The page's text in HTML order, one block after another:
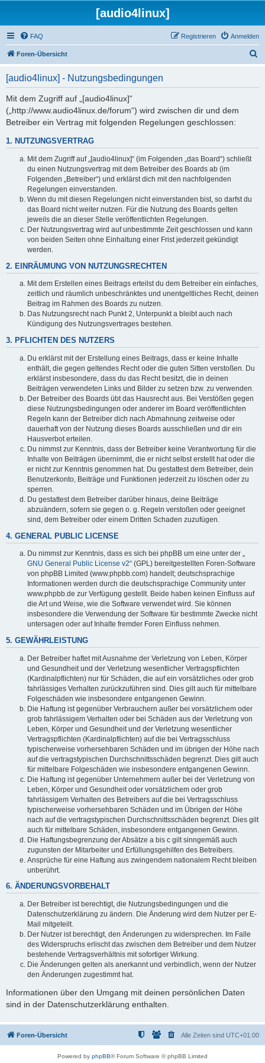
[audio4linux]
FAQ Anmelden
Registrieren
Foren-Übersicht
[audio4linux] - Nutzungsbedingungen
Mit dem Zugriff auf „[audio4linux]“
(„http://www.audio4linux.de/forum“) wird zwischen dir und dem
Betreiber ein Vertrag mit folgenden Regelungen geschlossen:
1. NUTZUNGSVERTRAG
Mit dem Zugriff auf „[audio4linux]“ (im Folgenden „das Board“) schließt
du einen Nutzungsvertrag mit dem Betreiber des Boards ab (im
Folgenden „Betreiber“) und erklärst dich mit den nachfolgenden
Regelungen einverstanden.
Wenn du mit diesen Regelungen nicht einverstanden bist, so darfst du
das Board nicht weiter nutzen. Für die Nutzung des Boards gelten
jeweils die an dieser Stelle veröffentlichten Regelungen.
Der Nutzungsvertrag wird auf unbestimmte Zeit geschlossen und kann
von beiden Seiten ohne Einhaltung einer Frist jederzeit gekündigt
werden.
2. EINRÄUMUNG VON NUTZUNGSRECHTEN
Mit dem Erstellen eines Beitrags erteilst du dem Betreiber ein einfaches,
zeitlich und räumlich unbeschränktes und unentgeltliches Recht, deinen
Beitrag im Rahmen des Boards zu nutzen.
Das Nutzungsrecht nach Punkt 2, Unterpunkt a bleibt auch nach
Kündigung des Nutzungsvertrages bestehen.
3. PFLICHTEN DES NUTZERS
Du erklärst mit der Erstellung eines Beitrags, dass er keine Inhalte
enthält, die gegen geltendes Recht oder die guten Sitten verstoßen. Du
erklärst insbesondere, dass du das Recht besitzt, die in deinen
Beiträgen verwendeten Links und Bilder zu setzen bzw. zu verwenden.
Der Betreiber des Boards übt das Hausrecht aus. Bei Verstößen gegen
diese Nutzungsbedingungen oder anderer im Board veröffentlichten
Regeln kann der Betreiber dich nach Abmahnung zeitweise oder
dauerhaft von der Nutzung dieses Boards ausschließen und dir ein
Hausverbot erteilen.
Du nimmst zur Kenntnis, dass der Betreiber keine Verantwortung für die
Inhalte von Beiträgen übernimmt, die er nicht selbst erstellt hat oder die
er nicht zur Kenntnis genommen hat. Du gestattest dem Betreiber, dein
Benutzerkonto, Beiträge und Funktionen jederzeit zu löschen oder zu
sperren.
Du gestattest dem Betreiber darüber hinaus, deine Beiträge
abzuändern, sofern sie gegen o. g. Regeln verstoßen oder geeignet
sind, dem Betreiber oder einem Dritten Schaden zuzufügen.
4. GENERAL PUBLIC LICENSE
Du nimmst zur Kenntnis, dass es sich bei phpBB um eine unter der „
GNU General Public License v2“ (GPL) bereitgestellten Foren-Software
von phpBB Limited (www.phpbb.com) handelt; deutschsprachige
Informationen werden durch die deutschsprachige Community unter
www.phpbb.de zur Verfügung gestellt. Beide haben keinen Einfluss auf
die Art und Weise, wie die Software verwendet wird. Sie können
insbesondere die Verwendung der Software für bestimmte Zwecke nicht
untersagen oder auf Inhalte fremder Foren Einfluss nehmen.
5. GEWÄHRLEISTUNG
Der Betreiber haftet mit Ausnahme der Verletzung von Leben, Körper
und Gesundheit und der Verletzung wesentlicher Vertragspflichten
(Kardinalpflichten) nur für Schäden, die auf ein vorsätzliches oder grob
fahrlässiges Verhalten zurückzuführen sind. Dies gilt auch für mittelbare
Folgeschäden wie insbesondere entgangenen Gewinn.
Die Haftung ist gegenüber Verbrauchern außer bei vorsätzlichem oder
grob fahrlässigem Verhalten oder bei Schäden aus der Verletzung von
Leben, Körper und Gesundheit und der Verletzung wesentlicher
Vertragspflichten (Kardinalpflichten) auf die bei Vertragsschluss
typischerweise vorhersehbaren Schäden und im übrigen der Höhe nach
auf die vertragstypischen Durchschnittsschäden begrenzt. Dies gilt auch
für mittelbare Folgeschäden wie insbesondere entgangenen Gewinn.
Die Haftung ist gegenüber Unternehmern außer bei der Verletzung von
Leben, Körper und Gesundheit oder vorsätzlichem oder grob
fahrlässigem Verhalten des Betreibers auf die bei Vertragsschluss
typischerweise vorhersehbaren Schäden und im Übrigen der Höhe
nach auf die vertragstypischen Durchschnittsschäden begrenzt. Dies gilt
auch für mittelbare Schäden, insbesondere entgangenen Gewinn.
Die Haftungsbegrenzung der Absätze a bis c gilt sinngemäß auch
zugunsten der Mitarbeiter und Erfüllungsgehilfen des Betreibers.
Ansprüche für eine Haftung aus zwingendem nationalem Recht bleiben
unberührt.
6. ÄNDERUNGSVORBEHALT
Der Betreiber ist berechtigt, die Nutzungsbedingungen und die
Datenschutzerklärung zu ändern. Die Änderung wird dem Nutzer per E-
Mail mitgeteilt.
Der Nutzer ist berechtigt, den Änderungen zu widersprechen. Im Falle
des Widerspruchs erlischt das zwischen dem Betreiber und dem Nutzer
bestehende Vertragsverhältnis mit sofortiger Wirkung.
Die Änderungen gelten als anerkannt und verbindlich, wenn der Nutzer
den Änderungen zugestimmt hat.
Informationen über den Umgang mit deinen persönlichen Daten
sind in der Datenschutzerklärung enthalten.
Foren-Übersicht Alle Zeiten sind UTC+01:00
Powered by phpBB® Forum Software © phpBB Limited